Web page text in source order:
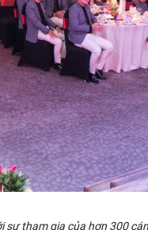
sự tham gia của hơn 300